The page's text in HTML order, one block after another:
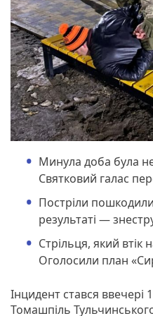
Минула доба була
Святковий галас
Постріли
результаті —
Стрільця, який втік
Оголосили план
Інцидент стався ввечері
Томашпіль